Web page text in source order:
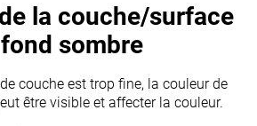
la couche/surface
sombre
couche est trop fine, la couleur de
être visible et affecter la couleur.